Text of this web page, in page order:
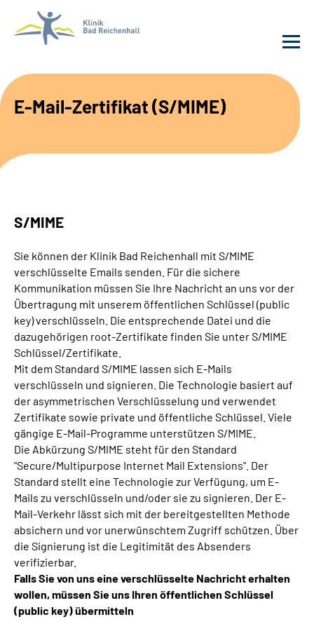
Suche
E-Mail-Zertifikat (S/MIME)
S/MIME
Sie können der Klinik Bad Reichenhall mit S/MIME
verschlüsselte Emails senden. Für die sichere
Kommunikation müssen Sie Ihre Nachricht an uns vor der
Übertragung mit unserem öffentlichen Schlüssel (public
key) verschlüsseln. Die entsprechende Datei und die
dazugehörigen root-Zertifikate finden Sie unter S/MIME
Schlüssel/Zertifikate.
Mit dem Standard S/MIME lassen sich E-Mails
verschlüsseln und signieren. Die Technologie basiert auf
der asymmetrischen Verschlüsselung und verwendet
Zertifikate sowie private und öffentliche Schlüssel. Viele
gängige E-Mail-Programme unterstützen S/MIME.
Die Abkürzung S/MIME steht für den Standard
"Secure/Multipurpose Internet Mail Extensions". Der
Standard stellt eine Technologie zur Verfügung, um E-
Mails zu verschlüsseln und/oder sie zu signieren. Der E-
Mail-Verkehr lässt sich mit der bereitgestellten Methode
absichern und vor unerwünschtem Zugriff schützen. Über
die Signierung ist die Legitimität des Absenders
verifizierbar.
Falls Sie von uns eine verschlüsselte Nachricht erhalten
wollen, müssen Sie uns Ihren öffentlichen Schlüssel
(public key) übermitteln